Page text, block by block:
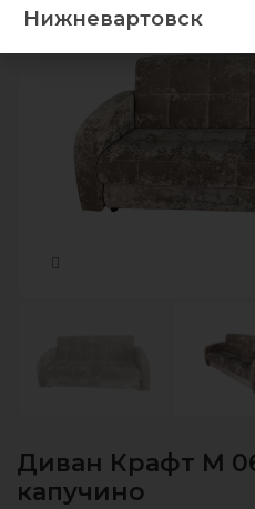
Диван Крафт М
капучино
Нижневартовск